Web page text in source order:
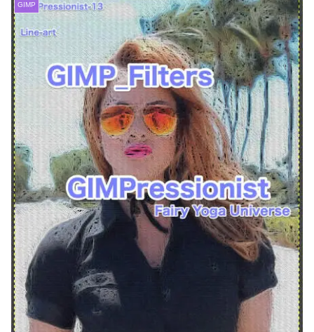
GIMP